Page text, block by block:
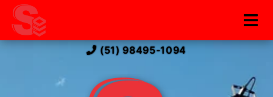
(51) 98495-1094